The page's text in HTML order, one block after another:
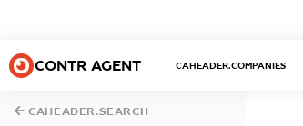
CONTR AGENT CAHEADER.COMPANIES
CAHEADER.SEARCH